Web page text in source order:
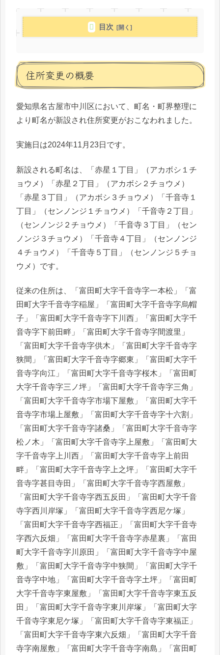
目次
住所変更の概要
愛知県名古屋市中川区において、町名・町界整理に
より町名が新設され住所変更がおこなわれました。
実施日は2024年11月23日です。
新設される町名は、「赤星１丁目」（アカボシ１チ
ョウメ）「赤星２丁目」（アカボシ２チョウメ）
「赤星３丁目」（アカボシ３チョウメ）「千音寺１
丁目」（センノンジ１チョウメ）「千音寺２丁目」
（センノンジ２チョウメ）「千音寺３丁目」（セン
ノンジ３チョウメ）「千音寺４丁目」（センノンジ
４チョウメ）「千音寺５丁目」（センノンジ５チョ
ウメ）です。
従来の住所は、「富田町大字千音寺字一本松」「富
田町大字千音寺字稲屋」「富田町大字千音寺字烏帽
子」「富田町大字千音寺字下川西」「富田町大字千
音寺字下前田畔」「富田町大字千音寺字間渡里」
「富田町大字千音寺字供木」「富田町大字千音寺字
狭間」「富田町大字千音寺字郷東」「富田町大字千
音寺字向江」「富田町大字千音寺字桜木」「富田町
大字千音寺字三ノ坪」「富田町大字千音寺字三角」
「富田町大字千音寺字市場下屋敷」「富田町大字千
音寺字市場上屋敷」「富田町大字千音寺字十六割」
「富田町大字千音寺字諸桑」「富田町大字千音寺字
松ノ木」「富田町大字千音寺字上屋敷」「富田町大
字千音寺字上川西」「富田町大字千音寺字上前田
畔」「富田町大字千音寺字上之坪」「富田町大字千
音寺字甚目寺田」「富田町大字千音寺字西屋敷」
「富田町大字千音寺字西五反田」「富田町大字千音
寺字西川岸塚」「富田町大字千音寺字西尼ケ塚」
「富田町大字千音寺字西福正」「富田町大字千音寺
字西六反畑」「富田町大字千音寺字赤星裏」「富田
町大字千音寺字川原田」「富田町大字千音寺字中屋
敷」「富田町大字千音寺字中狭間」「富田町大字千
音寺字中地」「富田町大字千音寺字土坪」「富田町
大字千音寺字東屋敷」「富田町大字千音寺字東五反
田」「富田町大字千音寺字東川岸塚」「富田町大字
千音寺字東尼ケ塚」「富田町大字千音寺字東福正」
「富田町大字千音寺字東六反畑」「富田町大字千音
寺字南屋敷」「富田町大字千音寺字南島」「富田町